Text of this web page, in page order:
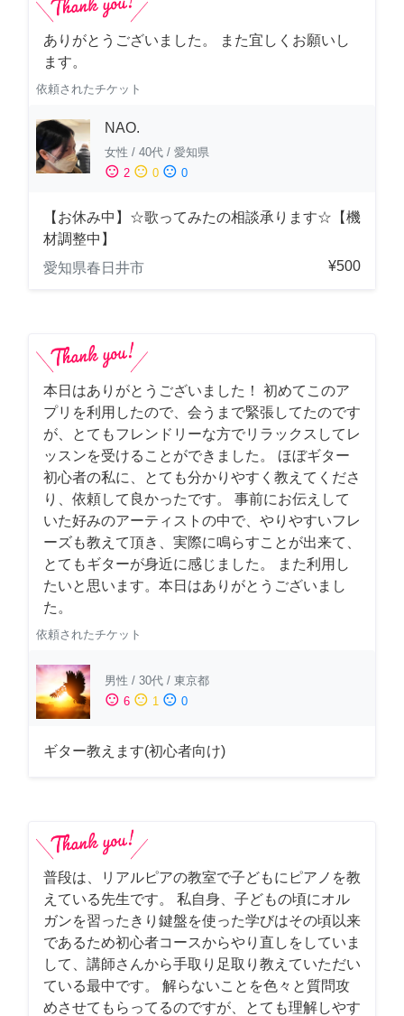
ありがとうございました。 また宜しくお願いし
ます。
依頼されたチケット
NAO.
女性 / 40代 / 愛知県
sentiment_satisfied 2 sentiment_neutral 0 sentiment_dissatisfied 0
【お休み中】☆歌ってみたの相談承ります☆【機
材調整中】
愛知県春日井市
¥500
本日はありがとうございました！ 初めてこのア
プリを利用したので、会うまで緊張してたのです
が、とてもフレンドリーな方でリラックスしてレ
ッスンを受けることができました。 ほぼギター
初心者の私に、とても分かりやすく教えてくださ
り、依頼して良かったです。 事前にお伝えして
いた好みのアーティストの中で、やりやすいフレ
ーズも教えて頂き、実際に鳴らすことが出来て、
とてもギターが身近に感じました。 また利用し
たいと思います。本日はありがとうございまし
た。
依頼されたチケット
男性 / 30代 / 東京都
sentiment_satisfied 6 sentiment_neutral 1 sentiment_dissatisfied 0
ギター教えます(初心者向け)
普段は、リアルピアの教室で子どもにピアノを教
えている先生です。 私自身、子どもの頃にオル
ガンを習ったきり鍵盤を使った学びはその頃以来
であるため初心者コースからやり直しをしていま
して、講師さんから手取り足取り教えていただい
ている最中です。 解らないことを色々と質問攻
めさせてもらってるのですが、とても理解しやす